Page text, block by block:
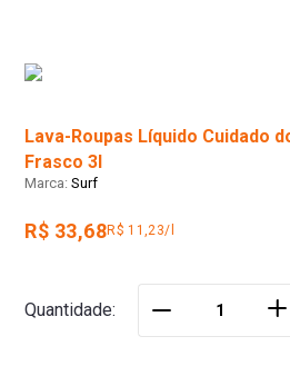
Lava-Roupas Líquido Cuidado
Frasco 3l
Surf
R$ 33,68R$ 11,23/l
Quantidade ＋